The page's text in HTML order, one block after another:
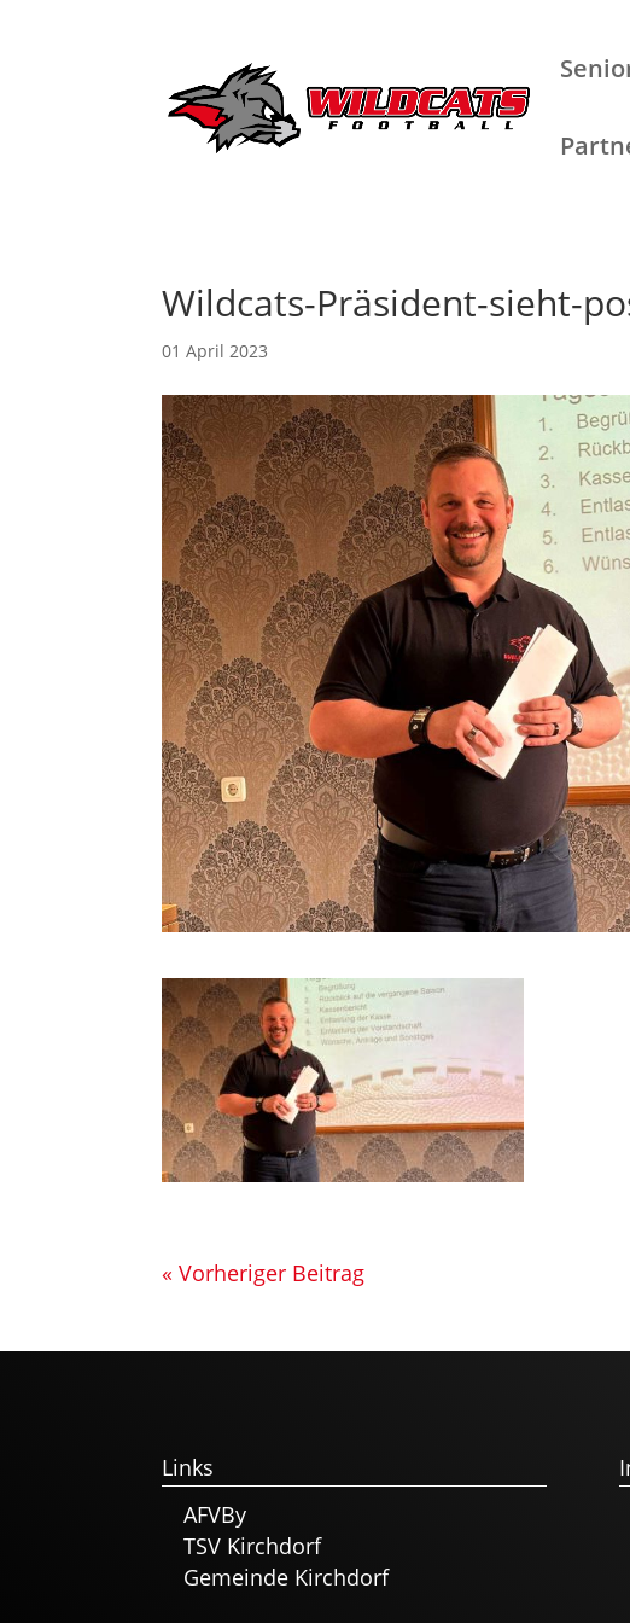
Wildcats-Präsident-sieht-
01 April 2023
« Vorheriger Beitrag
Links
AFVBy
TSV Kirchdorf
Gemeinde Kirchdorf